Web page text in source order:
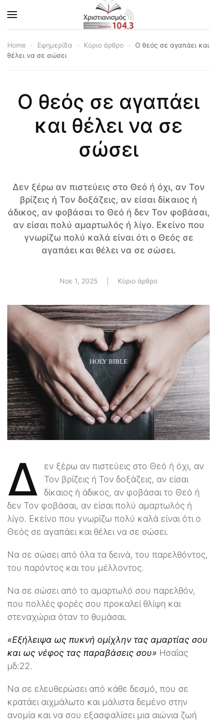
Skip to main content
Home Εφημερίδα Κύριο άρθρο
Ο θεός σε αγαπάει και
θέλει να σε σώσει
Ο θεός σε αγαπάει
και θέλει να σε
σώσει
Δεν ξέρω αν πιστεύεις στο Θεό ή όχι, αν Τον
βρίζεις ή Τον δοξάζεις, αν είσαι δίκαιος ή
άδικος, αν φοβάσαι το Θεό ή δεν Τον φοβάσαι,
αν είσαι πολύ αμαρτωλός ή λίγο. Εκείνο που
γνωρίζω πολύ καλά είναι ότι ο Θεός σε
αγαπάει και θέλει να σε σώσει.
Νοε 1, 2025 Κύριο άρθρο
Δ
εν ξέρω αν πιστεύεις στο Θεό ή όχι, αν
Τον βρίζεις ή Τον δοξάζεις, αν είσαι
δίκαιος ή άδικος, αν φοβάσαι το Θεό ή
δεν Τον φοβάσαι, αν είσαι πολύ αμαρτωλός ή
λίγο. Εκείνο που γνωρίζω πολύ καλά είναι ότι ο
Θεός σε αγαπάει και θέλει να σε σώσει.
Να σε σώσει από όλα τα δεινά, του παρελθόντος,
του παρόντος και του μέλλοντος.
Να σε σώσει από το αμαρτωλό σου παρελθόν,
που πολλές φορές σου προκαλεί θλίψη και
στεναχώρια όταν το θυμάσαι.
«Εξήλειψα ως πυκνή ομίχλην τας αμαρτίας σου
και ως νέφος τας παραβάσεις σου» Ησαΐας
μδ:22.
Να σε ελευθερώσει από κάθε δεσμό, που σε
κρατάει αιχμάλωτο και μάλιστα δεμένο στην
ανομία και να σου εξασφαλίσει μια αιώνια ζωή